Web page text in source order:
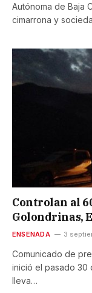
Autónoma de Baja
cimarrona y
Controlan al
Golondrinas,
ENSENADA 3
Comunicado de
inició el pasado 30
lleva…